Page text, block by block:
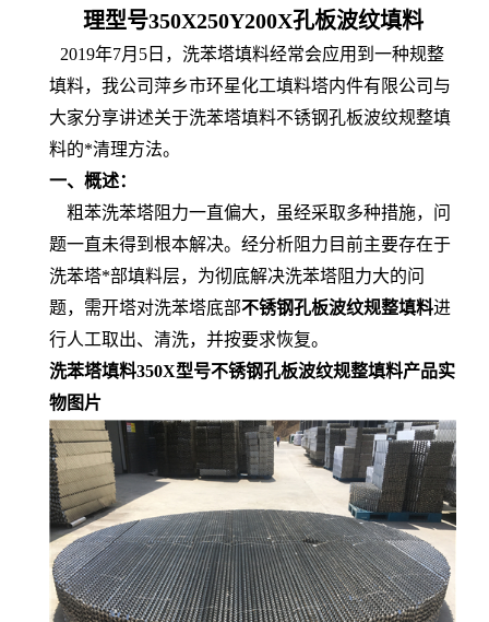
理型号350X250Y200X孔板波纹填料
2019年7月5日，洗苯塔填料经常会应用到一种规整
填料，我公司萍乡市环星化工填料塔内件有限公司与
大家分享讲述关于洗苯塔填料不锈钢孔板波纹规整填
料的*清理方法。
一、概述：
粗苯洗苯塔阻力一直偏大，虽经采取多种措施，问
题一直未得到根本解决。经分析阻力目前主要存在于
洗苯塔*部填料层，为彻底解决洗苯塔阻力大的问
题，需开塔对洗苯塔底部不锈钢孔板波纹规整填料进
行人工取出、清洗，并按要求恢复。
洗苯塔填料350X型号不锈钢孔板波纹规整填料产品实
物图片